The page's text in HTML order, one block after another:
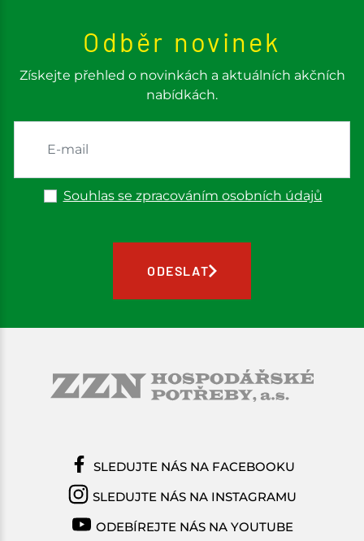
Odběr novinek
Získejte přehled o novinkách a aktuálních akčních
nabídkách.
Souhlas se zpracováním osobních údajů
ODESLAT
SLEDUJTE NÁS NA FACEBOOKU
SLEDUJTE NÁS NA INSTAGRAMU
ODEBÍREJTE NÁS NA YOUTUBE